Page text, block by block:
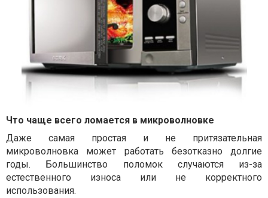
Что чаще всего ломается в микроволновке
Даже самая простая и не притязательная
микроволновка может работать безотказно долгие
годы. Большинство поломок случаются из-за
естественного износа или не корректного
использования.